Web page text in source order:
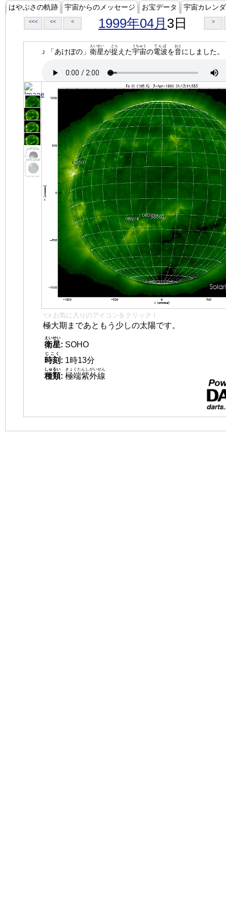
はやぶさの軌跡 宇宙からのメッセージ お宝データ 宇宙カレン
<<< << < 1999年04月 3日 >
♪ 「あけぼの」 衛星
えいせい
が捉
とら
えた宇宙
うちゅう
の電波
でんぱ
を音
おと
にしました。
👈 お気に入りのアイコンをクリック！
極大期まであともう少しの太陽です。
衛星
えいせい
: SOHO
時刻
じこく
: 1時13分
種類
しゅるい
: 極端紫外線
きょくたんしがいせん